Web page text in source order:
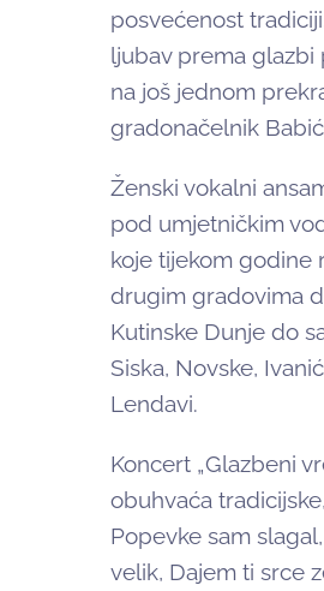
posvećenost
ljubav prema glazbi
na još jednom
gradonačelnik
Ženski vokalni
pod umjetničkim
koje tijekom godine
drugim gradovima
Kutinske Dunje do
Siska, Novske,
Lendavi.
Koncert „Glazbeni
obuhvaća
Popevke sam
velik, Dajem ti srce